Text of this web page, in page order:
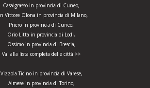
Casalgrasso in provincia di Cuneo,
Vittore Olona in provincia di Milano,
Priero in provincia di Cuneo,
Orio Litta in provincia di Lodi,
Ossimo in provincia di Brescia,
Vai alla lista completa delle città >>
Vizzola Ticino in provincia di Varese,
Almese in provincia di Torino,